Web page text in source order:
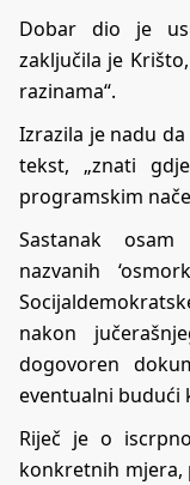
Dobar dio je
zaključila je
razinama“.
Izrazila je nadu
tekst, „znati
programskim
Sastanak
nazvanih
nakon
dogovoren
eventualni budući
Riječ je o
konkretnih mjera,